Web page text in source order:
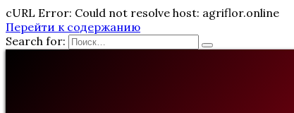
cURL Error: Could not resolve host: agriflor.online
Перейти к содержанию
Search for: